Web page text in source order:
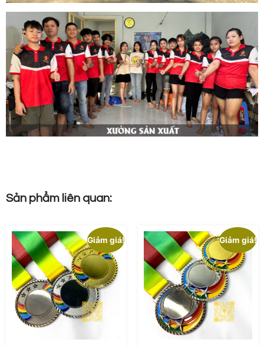
Sản phẩm liên quan:
Giảm giá! Giảm giá!